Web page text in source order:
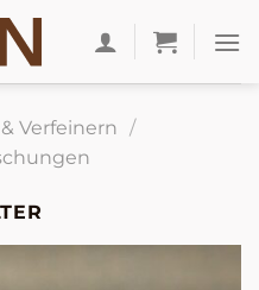
Verfeinern /